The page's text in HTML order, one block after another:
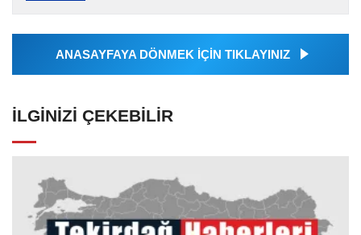
Ajansı tarafından...
ANASAYFAYA DÖNMEK İÇİN TIKLAYINIZ
İLGINIZI ÇEKEBILIR